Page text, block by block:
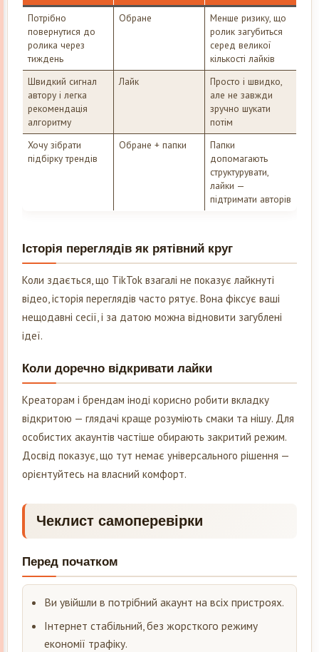
Потрібно
повернутися до
ролика через
тиждень
Обране
Менше ризику, що
ролик загубиться
серед великої
кількості лайків
Швидкий сигнал
автору і легка
рекомендація
алгоритму
Лайк
Просто і швидко,
але не завжди
зручно шукати
потім
Хочу зібрати
підбірку трендів
Обране + папки
Папки
допомагають
структурувати,
лайки —
підтримати авторів
Історія переглядів як рятівний круг
Коли здається, що TikTok взагалі не показує лайкнуті
відео, історія переглядів часто рятує. Вона фіксує ваші
нещодавні сесії, і за датою можна відновити загублені
ідеї.
Коли доречно відкривати лайки
Креаторам і брендам іноді корисно робити вкладку
відкритою — глядачі краще розуміють смаки та нішу. Для
особистих акаунтів частіше обирають закритий режим.
Досвід показує, що тут немає універсального рішення —
орієнтуйтесь на власний комфорт.
Чеклист самоперевірки
Перед початком
Ви увійшли в потрібний акаунт на всіх пристроях.
Інтернет стабільний, без жорсткого режиму
економії трафіку.